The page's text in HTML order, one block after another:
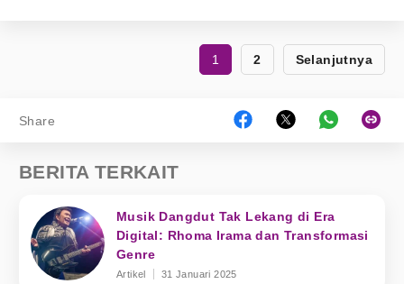
1 2 Selanjutnya
Share
BERITA TERKAIT
Musik Dangdut Tak Lekang di Era
Digital: Rhoma Irama dan Transformasi
Genre
Artikel 31 Januari 2025